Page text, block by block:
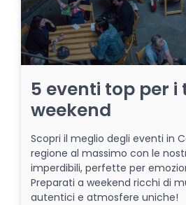
5 eventi top per i
weekend
Scopri il meglio degli eventi in
regione al massimo con le
imperdibili, perfette per
Preparati a weekend ricchi di
autentici e atmosfere uniche!